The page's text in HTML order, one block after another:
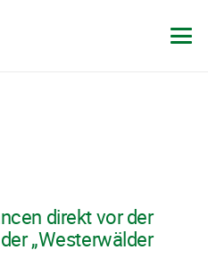
direkt vor der
„Westerwälder